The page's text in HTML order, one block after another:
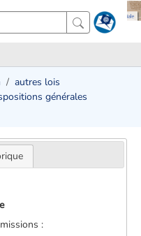
autres lois
générales
: